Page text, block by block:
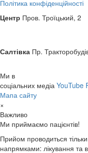
Політика конфіденційності
Центр Пров. Троїцький, 2
Салтівка Пр.
Ми в
соціальних медіа YouTube
Мапа сайту
×
Важливо
Ми приймаємо пацієнтів!
Прийом проводиться
напрямками: лікування та